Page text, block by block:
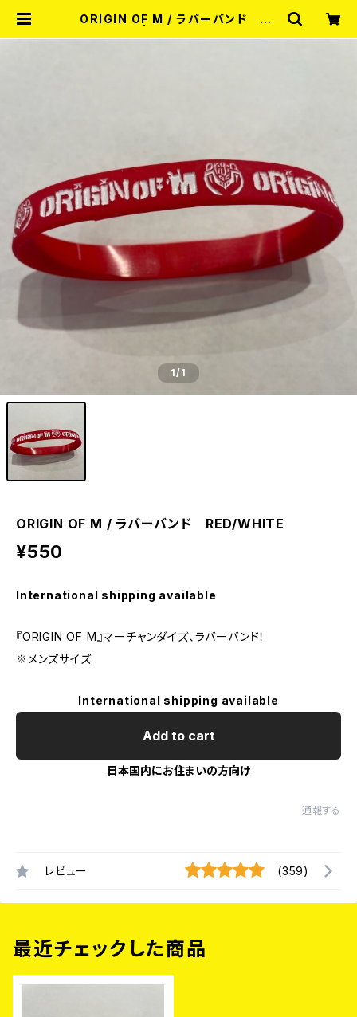
ORIGIN OF M / ラバーバンド RE
1/1
ORIGIN OF M / ラバーバンド RED/WHITE
¥550
International shipping available
『ORIGIN OF M』マーチャンダイズ、ラバーバンド！
※メンズサイズ
International shipping available
Add to cart
日本国内にお住まいの方向け
通報する
レビュー (359)
最近チェックした商品